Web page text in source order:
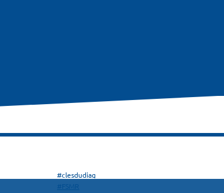
#clesdudiag
#FSMR